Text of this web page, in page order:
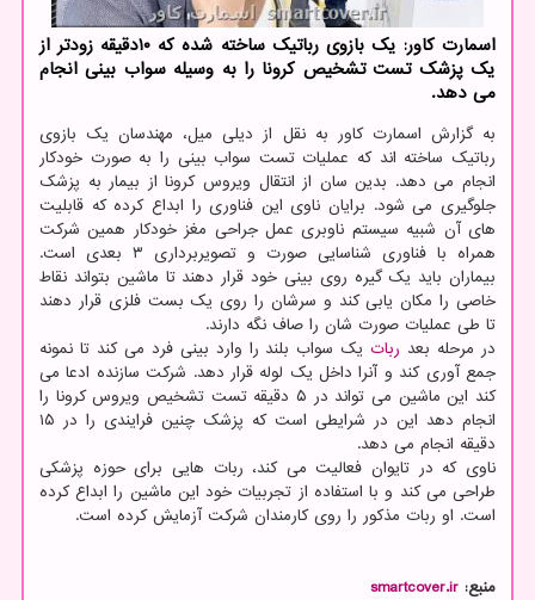
اسمارت كاور: یك بازوی رباتیك ساخته شده كه ۱۰دقیقه زودتر از
یك پزشك تست تشخیص كرونا را به وسیله سواب بینی انجام
می دهد.
به گزارش اسمارت کاور به نقل از دیلی میل، مهندسان یک بازوی
رباتیک ساخته اند که عملیات تست سواب بینی را به صورت خودکار
انجام می دهد. بدین سان از انتقال ویروس کرونا از بیمار به پزشک
جلوگیری می شود. برایان ناوی این فناوری را ابداع کرده که قابلیت
های آن شبیه سیستم ناوبری عمل جراحی مغز خودکار همین شرکت
همراه با فناوری شناسایی صورت و تصویربرداری ۳ بعدی است.
بیماران باید یک گیره روی بینی خود قرار دهند تا ماشین بتواند نقاط
خاصی را مکان یابی کند و سرشان را روی یک بست فلزی قرار دهند
تا طی عملیات صورت شان را صاف نگه دارند.
در مرحله بعد ربات یک سواب بلند را وارد بینی فرد می کند تا نمونه
جمع آوری کند و آنرا داخل یک لوله قرار دهد. شرکت سازنده ادعا می
کند این ماشین می تواند در ۵ دقیقه تست تشخیص ویروس کرونا را
انجام دهد این در شرایطی است که پزشک چنین فرایندی را در ۱۵
دقیقه انجام می دهد.
ناوی که در تایوان فعالیت می کند، ربات هایی برای حوزه پزشکی
طراحی می کند و با استفاده از تجربیات خود این ماشین را ابداع کرده
است. او ربات مذکور را روی کارمندان شرکت آزمایش کرده است.
منبع: smartcover.ir